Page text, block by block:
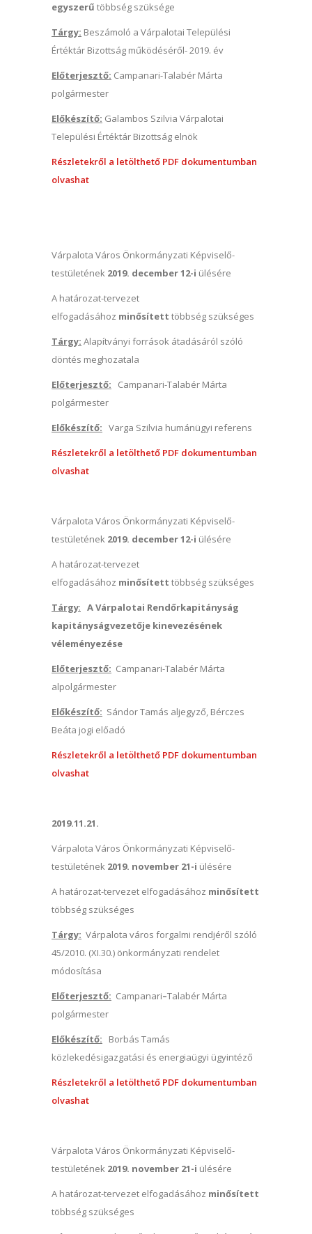
egyszerű többség szüksége
Tárgy: Beszámoló a Várpalotai Települési
Értéktár Bizottság működéséről- 2019. év
Előterjesztő: Campanari-Talabér Márta
polgármester
Előkészítő: Galambos Szilvia Várpalotai
Települési Értéktár Bizottság elnök
Részletekről a letölthető PDF dokumentumban
olvashat
Várpalota Város Önkormányzati Képviselő-
testületének 2019. december 12-i ülésére
A határozat-tervezet
elfogadásához minősített többség szükséges
Tárgy: Alapítványi források átadásáról szóló
döntés meghozatala
Előterjesztő:
Campanari-Talabér Márta
polgármester
Előkészítő: Varga Szilvia humánügyi referens
Részletekről a letölthető PDF dokumentumban
olvashat
Várpalota Város Önkormányzati Képviselő-
testületének 2019. december 12-i ülésére
A határozat-tervezet
elfogadásához minősített többség szükséges
Tárgy: A Várpalotai Rendőrkapitányság
kapitányságvezetője kinevezésének
véleményezése
Előterjesztő: Campanari-Talabér Márta
alpolgármester
Előkészítő: Sándor Tamás aljegyző, Bérczes
Beáta jogi előadó
Részletekről a letölthető PDF dokumentumban
olvashat
2019.11.21.
Várpalota Város Önkormányzati Képviselő-
testületének 2019. november 21-i ülésére
A határozat-tervezet elfogadásához minősített
többség szükséges
Tárgy: Várpalota város forgalmi rendjéről szóló
45/2010. (XI.30.) önkormányzati rendelet
módosítása
Előterjesztő: Campanari–Talabér Márta
polgármester
Előkészítő:
Borbás Tamás
közlekedésigazgatási és energiaügyi ügyintéző
Részletekről a letölthető PDF dokumentumban
olvashat
Várpalota Város Önkormányzati Képviselő-
testületének 2019. november 21-i ülésére
A határozat-tervezet elfogadásához minősített
többség szükséges